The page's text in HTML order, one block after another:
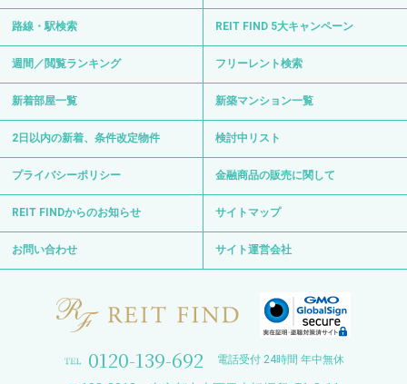
路線・駅検索 REIT FIND 5大キャンペーン
週間／閲覧ランキング フリーレント検索
新着部屋一覧 新築マンション一覧
2日以内の新着、条件改定物件 検討中リスト
プライバシーポリシー 金融商品の販売に関して
REIT FINDからのお知らせ サイトマップ
お問い合わせ サイト運営会社
0120-139-692 電話受付 24時間 年中無休